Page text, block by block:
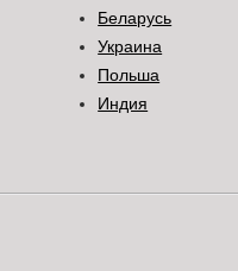
Беларусь
Украина
Польша
Индия